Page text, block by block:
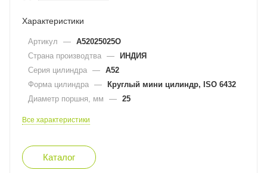
Характеристики
Артикул — A52025025O
Страна производтва — ИНДИЯ
Серия цилиндра — A52
Форма цилиндра — Круглый мини цилиндр, ISO 6432
Диаметр поршня, мм
— 25
Все характеристики
Каталог